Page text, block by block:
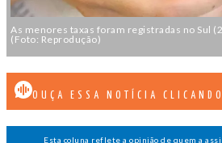
As menores taxas foram registradas no Sul
(Foto: Reprodução)
OUÇA ESSA NOTÍCIA
Esta coluna reflete a opinião de quem a